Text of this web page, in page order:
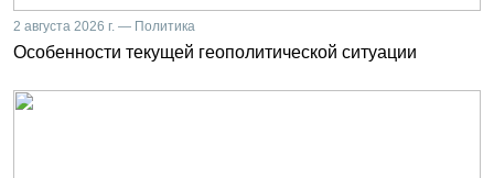
2 августа 2026 г. — Политика
Особенности текущей геополитической ситуации